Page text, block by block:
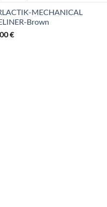
was:
25,00 €.
τιμή
είναι:
MECHANICAL
Brown
€